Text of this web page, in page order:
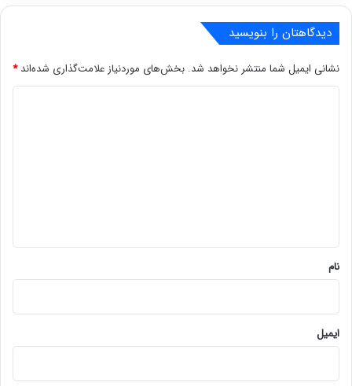
دیدگاهتان را بنویسید
نشانی ایمیل شما منتشر نخواهد شد. بخش‌های موردنیاز علامت‌گذاری شده‌اند*
نام
ایمیل